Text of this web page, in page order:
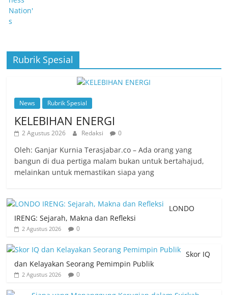
Rubrik Spesial
News Rubrik Spesial
KELEBIHAN ENERGI
2 Agustus 2026 Redaksi 0
Oleh: Ganjar Kurnia Terasjabar.co – Ada orang yang
bangun di dua pertiga malam bukan untuk bertahajud,
melainkan untuk memastikan siapa yang
LONDO
IRENG: Sejarah, Makna dan Refleksi
2 Agustus 2026 0
Skor IQ
dan Kelayakan Seorang Pemimpin Publik
2 Agustus 2026 0